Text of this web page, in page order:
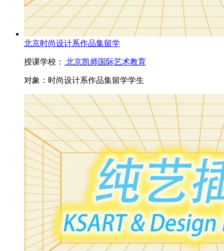
北京时尚设计系作品集留学
授课学校： 北京凯师国际艺术教育
对象： 时尚设计系作品集留学学生